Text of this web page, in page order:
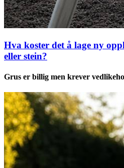
Hva koster det å lage ny
eller stein?
Grus er billig men krever